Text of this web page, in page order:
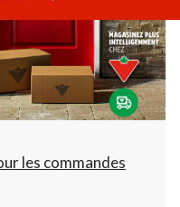
les commandes